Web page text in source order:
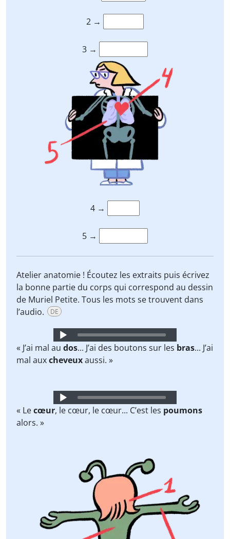
2 →
3 →
4 →
5 →
Atelier anatomie ! Écoutez les extraits puis écrivez
la bonne partie du corps qui correspond au dessin
de Muriel Petite. Tous les mots se trouvent dans
l’audio.
DE
Player
« J’ai mal au dos... J’ai des boutons sur les bras... J’ai
mal auxcheveuxaussi. »
Player
« Lecœur, le cœur, le cœur... C’est les poumons
alors. »